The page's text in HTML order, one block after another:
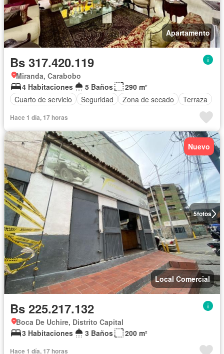
Apartamento
Bs 317.420.119
Miranda, Carabobo
4 Habitaciones
5 Baños
290 m²
Cuarto de servicio
Seguridad Zona de secado Terraza
Hace 1 día, 17 horas
5fotos
Nuevo
Local Comercial
Bs 225.217.132
Boca De Uchire, Distrito Capital
3 Habitaciones
3 Baños 200 m²
Hace 1 día, 17 horas